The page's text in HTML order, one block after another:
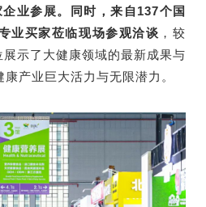
业参展。同时，来自137个国
业买家莅临现场参观洽谈 ，较
展示了大健康领域的最新成果与
产业巨大活力与无限潜力。